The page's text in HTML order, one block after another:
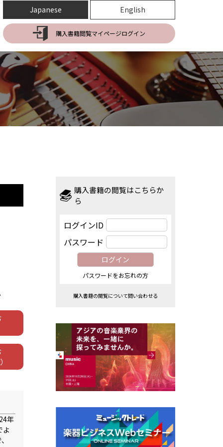
Japanese English
購入書籍閲覧マイページログイン
年
よ
購入書籍の閲覧はこちらか
ら
ログインID
パスワード
パスワードをお忘れの方
購入書籍の閲覧について問い合わせる